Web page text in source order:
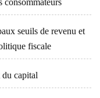
seuils de revenu et
fiscale
du capital